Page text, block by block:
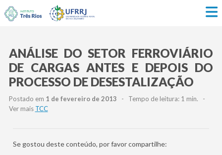
ANÁLISE DO SETOR FERROVIÁRIO
DE CARGAS ANTES E DEPOIS DO
PROCESSO DE DESESTALIZAÇÃO
Postado em 1 de fevereiro de 2013 - Tempo de leitura: 1 min. -
Ver mais TCC
Se gostou deste conteúdo, por favor compartilhe: